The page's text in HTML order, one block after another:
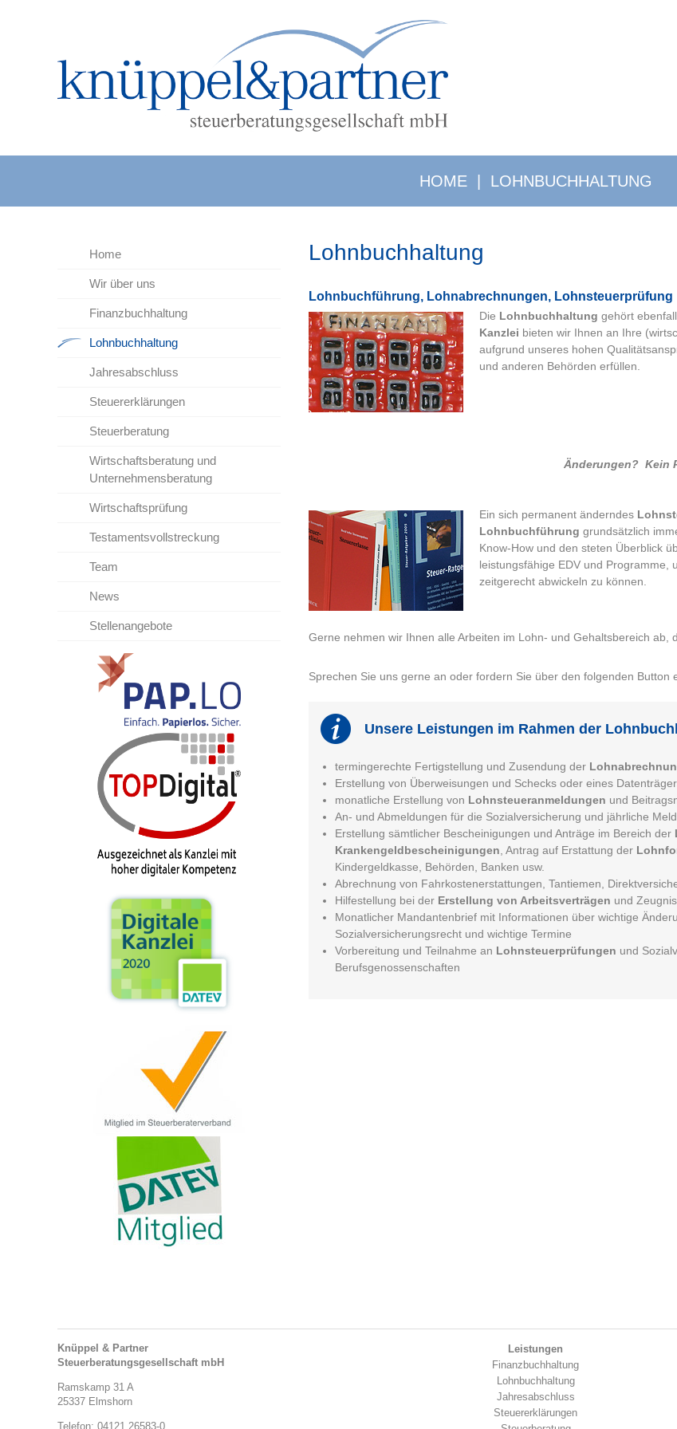
HOME LOHNBUCHHALTUNG
Home
Wir über uns
Finanzbuchhaltung
Lohnbuchhaltung
Jahresabschluss
Steuererklärungen
Steuerberatung
Wirtschaftsberatung und
Unternehmensberatung
Wirtschaftsprüfung
Testamentsvollstreckung
Team
News
Stellenangebote
Lohnbuchhaltung
Lohn­buch­füh­rung, Lohnabrechnungen, Lohnsteuerprüfung
Die Lohnbuchhaltung gehört
Kanzlei bieten wir Ihnen an Ihre
aufgrund unseres hohen
und anderen Behörden erfüllen.
Änderungen? Kein
Ein sich permanent änderndes
Lohnbuchführung grundsätzlich
Know-How und den steten Überblick
leistungsfähige EDV und Programme,
zeitgerecht abwickeln zu können.
Gerne nehmen wir Ihnen alle Arbeiten im Lohn- und Gehaltsbereich ab,
Sprechen Sie uns gerne an oder fordern Sie über den folgenden Button
Unsere Leistungen im Rahmen der
termingerechte Fertigstellung und Zusendung der
Erstellung von Überweisungen und Schecks oder eines
monatliche Erstellung von Lohnsteueranmeldungen und
An- und Abmeldungen für die Sozialversicherung und jährliche
Erstellung sämtlicher Bescheinigungen und Anträge im Bereich der
Krankengeldbescheinigungen , Antrag auf Erstattung der
Kindergeldkasse, Behörden, Banken usw.
Abrechnung von Fahrkostenerstattungen, Tantiemen,
Hilfestellung bei der Erstellung von Arbeitsverträgen und
Monatlicher Mandantenbrief mit Informationen über wichtige
Sozialversicherungsrecht und wichtige Termine
Vorbereitung und Teilnahme an Lohnsteuerprüfungen und
Berufsgenossenschaften
Knüppel & Partner
Steuerberatungsgesellschaft mbH
Ramskamp 31 A
25337 Elmshorn
Telefon: 04121 26583-0
Leistungen
Finanzbuchhaltung
Lohnbuchhaltung
Jahresabschluss
Steuererklärungen